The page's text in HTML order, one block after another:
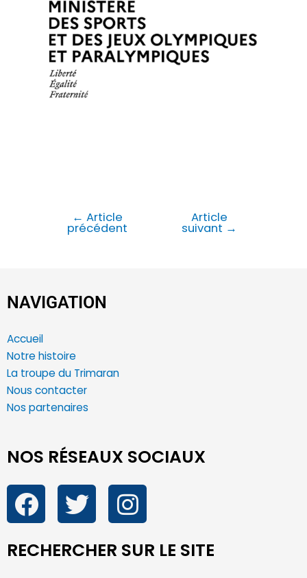
← Article
précédent
Article
suivant →
NAVIGATION
Accueil
Notre histoire
La troupe du Trimaran
Nous contacter
Nos partenaires
NOS RÉSEAUX SOCIAUX
RECHERCHER SUR LE SITE